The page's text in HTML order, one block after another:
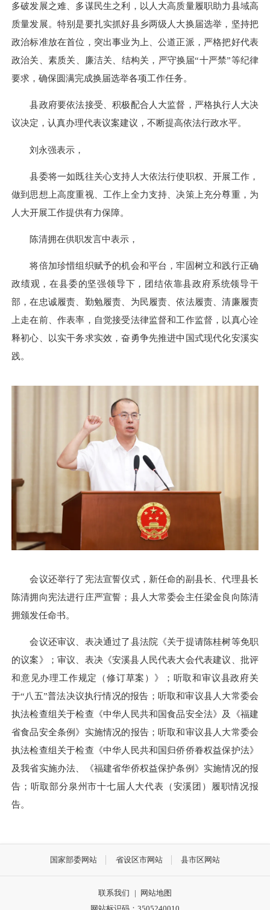
多破发展之难、多谋民生之利，以人大高质量履职助力县域高
质量发展。特别是要扎实抓好县乡两级人大换届选举，坚持把
政治标准放在首位，突出事业为上、公道正派，严格把好代表
政治关、素质关、廉洁关、结构关，严守换届“十严禁”等纪律
要求，确保圆满完成换届选举各项工作任务。
县政府要依法接受、积极配合人大监督，严格执行人大决
议决定，认真办理代表议案建议，不断提高依法行政水平。
刘永强表示，
县委将一如既往关心支持人大依法行使职权、开展工作，
做到思想上高度重视、工作上全力支持、决策上充分尊重，为
人大开展工作提供有力保障。
陈清拥在供职发言中表示，
将倍加珍惜组织赋予的机会和平台，牢固树立和践行正确
政绩观，在县委的坚强领导下，团结依靠县政府系统领导干
部，在忠诚履责、勤勉履责、为民履责、依法履责、清廉履责
上走在前、作表率，自觉接受法律监督和工作监督，以真心诠
释初心、以实干务求实效，奋勇争先推进中国式现代化安溪实
践。
会议还举行了宪法宣誓仪式，新任命的副县长、代理县长
陈清拥向宪法进行庄严宣誓；县人大常委会主任梁金良向陈清
拥颁发任命书。
会议还审议、表决通过了县法院《关于提请陈桂树等免职
的议案》；审议、表决《安溪县人民代表大会代表建议、批评
和意见办理工作规定（修订草案）》；听取和审议县政府关
于“八五”普法决议执行情况的报告；听取和审议县人大常委会
执法检查组关于检查《中华人民共和国食品安全法》及《福建
省食品安全条例》实施情况的报告；听取和审议县人大常委会
执法检查组关于检查《中华人民共和国归侨侨眷权益保护法》
及我省实施办法、《福建省华侨权益保护条例》实施情况的报
告；听取部分泉州市十七届人大代表（安溪团）履职情况报
告。
国家部委网站 省设区市网站 县市区网站
联系我们 |
网站地图